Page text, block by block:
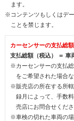
ます。
※コンテンツもしくはデ
ことを禁じます。
カーセンサーの支払総
支払総額（税込） ＝ 車
※カーセンサーの支払
をご希望された場合
※販売店の所在する所
録月によって、手数
売店にお問合せくだ
※車検の切れた車両の